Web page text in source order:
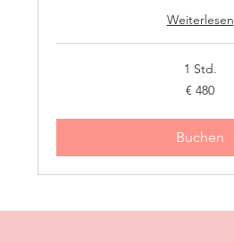
Weiterlesen
1 Std.
€ 480
Buchen